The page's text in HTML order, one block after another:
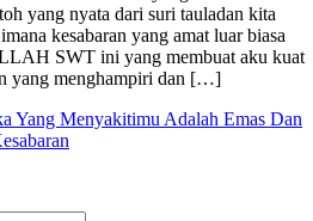
yang nyata dari suri tauladan kita
kesabaran yang amat luar biasa
SWT ini yang membuat aku kuat
yang menghampiri dan […]
Yang Menyakitimu Adalah Emas Dan